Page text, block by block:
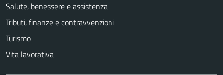
Salute, benessere e assistenza
Tributi, finanze e contravvenzioni
Turismo
Vita lavorativa